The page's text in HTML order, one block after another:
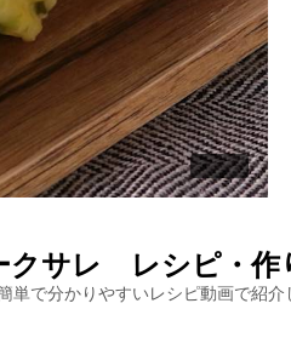
クサレ レシピ・作
単で分かりやすいレシピ動画で紹介